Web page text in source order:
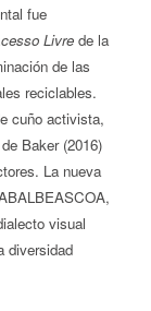
fue
Livre de la
de las
reciclables.
cuño activista,
Baker (2016)
La nueva
visual
diversidad